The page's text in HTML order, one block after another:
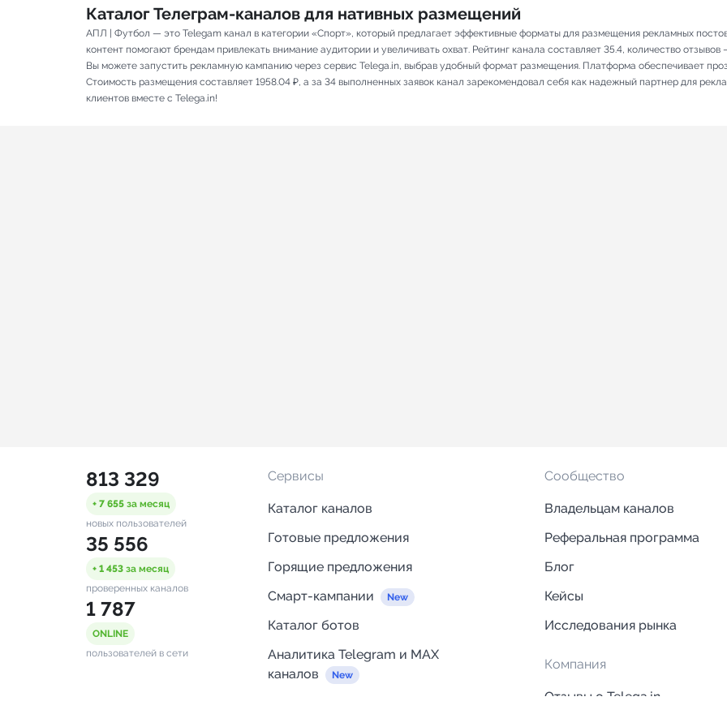
Каталог Телеграм-каналов для нативных размещений
АПЛ | Футбол — это Telegam канал в категории «Спорт», который предлагает эффективные форматы для размещения рекламных
контент помогают брендам привлекать внимание аудитории и увеличивать охват. Рейтинг канала составляет 35.4, количество отзывов
Вы можете запустить рекламную кампанию через сервис Telega.in, выбрав удобный формат размещения. Платформа обеспечивает
Стоимость размещения составляет 1958.04 ₽, а за 34 выполненных заявок канал зарекомендовал себя как надежный партнер для
клиентов вместе с Telega.in!
813 329
+ 7 655 за месяц
новых пользователей
35 556
+ 1 453 за месяц
проверенных каналов
1 787
ONLINE
пользователей в сети
Сервисы
Каталог каналов
Готовые предложения
Горящие предложения
Смарт-кампании
Каталог ботов
Аналитика Telegram и MAX
каналов
Сообщество
Владельцам каналов
Реферальная программа
Блог
Кейсы
Исследования рынка
Компания
Отзывы о Telega.in